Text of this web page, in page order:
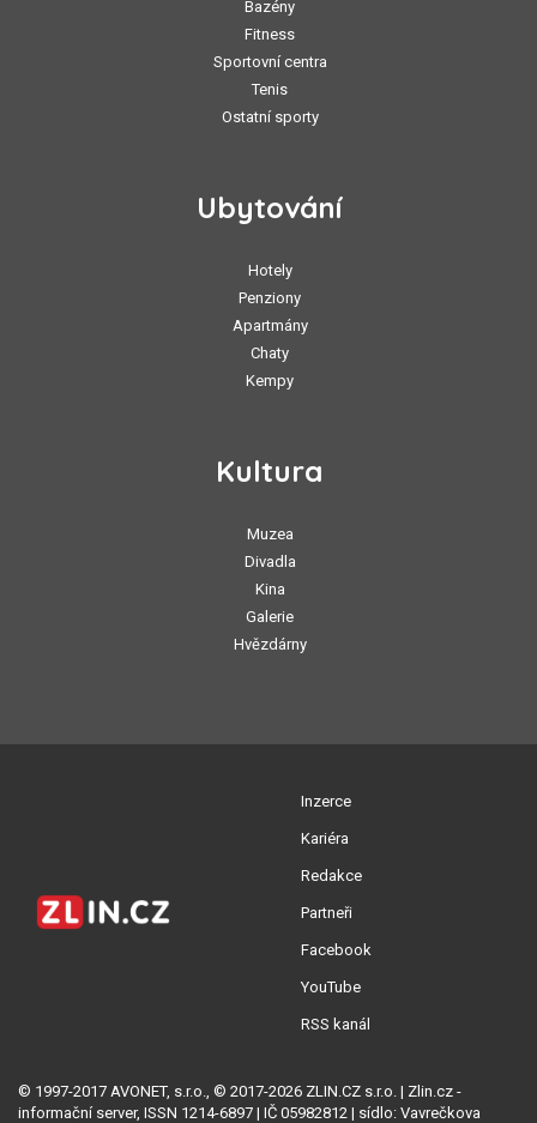
Bazény
Fitness
Sportovní centra
Tenis
Ostatní sporty
Ubytování
Hotely
Penziony
Apartmány
Chaty
Kempy
Kultura
Muzea
Divadla
Kina
Galerie
Hvězdárny
Inzerce
Kariéra
Redakce
Partneři
Facebook
YouTube
RSS kanál
© 1997-2017 AVONET, s.r.o., © 2017-2026 ZLIN.CZ s.r.o. | Zlin.cz -
informační server, ISSN 1214-6897 | IČ 05982812 | sídlo: Vavrečkova